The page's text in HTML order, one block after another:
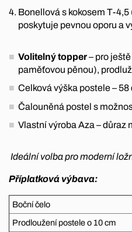
Bonellová s kokosem T-
poskytuje pevnou oporu a
Volitelný topper– pro
paměťovou pěnou),
Celková výška postele –
Čalouněná postel s
Vlastní výroba Aza – důraz
Ideální volba pro moderní
Příplatková výbava:
Boční čelo
Prodloužení postele o 10 cm